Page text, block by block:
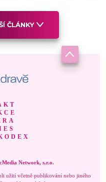
ČLÁNKY
Network, s.r.o.
užití včetně publikování nebo jiného